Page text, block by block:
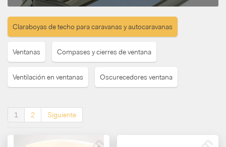
Claraboyas de techo para caravanas y autocaravanas
Ventanas Compases y cierres de ventana
Ventilación en ventanas Oscurecedores ventana
1 2 Siguiente